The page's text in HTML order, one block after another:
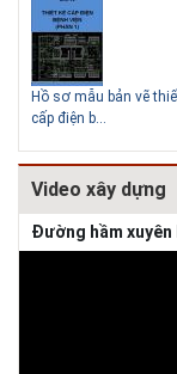
Hồ sơ mẫu bản vẽ
cấp điện b...
Video xây dựng
Đường hầm xuyên